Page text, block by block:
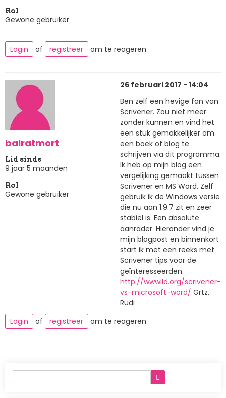
Rol
Gewone gebruiker
Login of registreer om te reageren
balratmort
Lid sinds
9 jaar 5 maanden
Rol
Gewone gebruiker
26 februari 2017 - 14:04
Ben zelf een hevige fan van
Scrivener. Zou niet meer
zonder kunnen en vind het
een stuk gemakkelijker om
een boek of blog te
schrijven via dit programma.
Ik heb op mijn blog een
vergelijking gemaakt tussen
Scrivener en MS Word. Zelf
gebruik ik de Windows versie
die nu aan 1.9.7 zit en zeer
stabiel is. Een absolute
aanrader. Hieronder vind je
mijn blogpost en binnenkort
start ik met een reeks met
Scrivener tips voor de
geïnteresseerden.
http://wwwild.org/scrivener-
vs-microsoft-word/ Grtz,
Rudi
Login
of registreer om te reageren